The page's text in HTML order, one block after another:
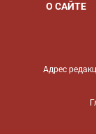
О САЙТЕ
Адрес